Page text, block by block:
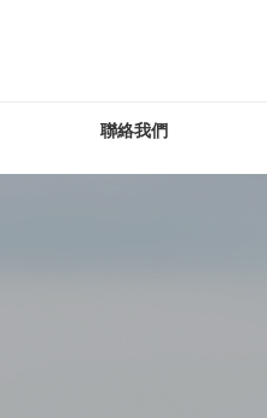
聯絡我們